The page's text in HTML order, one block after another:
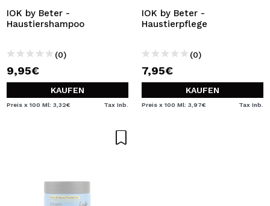
IOK by Beter -
Haustiershampoo
(0)
9,95€
KAUFEN
Preis x 100 Ml: 3,32€ Tax Inb.
IOK by Beter -
Haustierpflege
(0)
7,95€
KAUFEN
Preis x 100 Ml: 3,97€ Tax Inb.